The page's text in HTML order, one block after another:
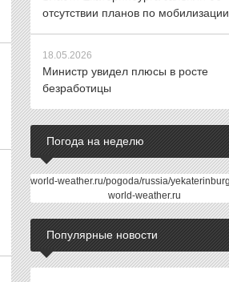
отсутствии планов по мобилизации
18.05.2026
Министр увидел плюсы в росте
безработицы
Погода на неделю
world-weather.ru
Популярные новости